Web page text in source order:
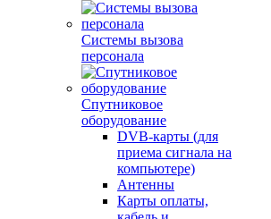
Системы вызова
персонала
Спутниковое
оборудование
DVB-карты (для
приема сигнала на
компьютере)
Антенны
Карты оплаты,